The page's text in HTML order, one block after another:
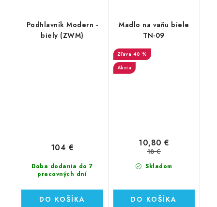
Podhlavník Modern -
biely (ZWM)
Doba dodania do 7
pracovných dní
104 €
DO KOŠÍKA
Madlo na vaňu biele
TN-09
40 %
Akcia
Skladom
10,80 €
18 €
DO KOŠÍKA